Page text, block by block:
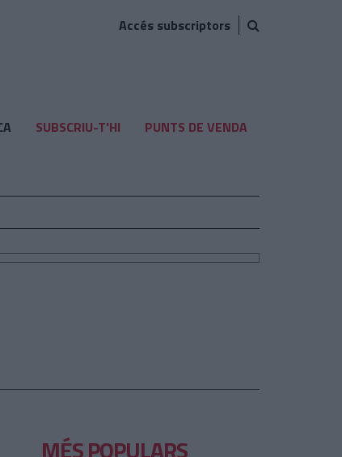
Accés subscriptors
SUBSCRIU-T'HI PUNTS DE VENDA